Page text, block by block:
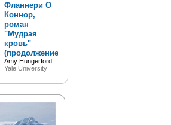
Фланнери О
Коннор,
роман
"Мудрая
кровь"
(продолжение)
Amy Hungerford
Yale University